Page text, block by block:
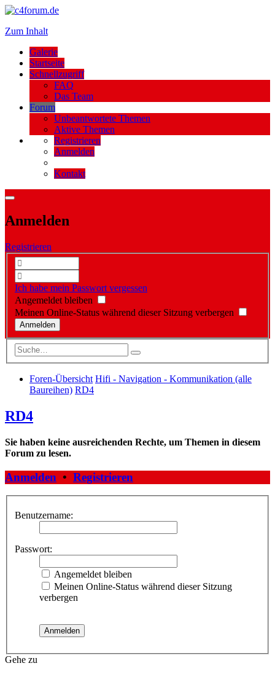
Zum Inhalt
Galerie
Startseite
Schnellzugriff
FAQ
Das Team
Forum
Unbeantwortete Themen
Aktive Themen
Registrieren
Anmelden
Kontakt
Anmelden
Registrieren
Ich habe mein Passwort vergessen
Angemeldet bleiben
Meinen Online-Status während dieser Sitzung verbergen
Foren-Übersicht Hifi - Navigation - Kommunikation (alle
Baureihen) RD4
RD4
Sie haben keine ausreichenden Rechte, um Themen in diesem
Forum zu lesen.
Anmelden • Registrieren
Benutzername:
Passwort:
Angemeldet bleiben
Meinen Online-Status während dieser Sitzung
verbergen
Gehe zu